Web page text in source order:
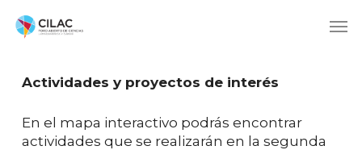
Actividades y proyectos de interés
En el mapa interactivo podrás encontrar
actividades que se realizarán en la segunda